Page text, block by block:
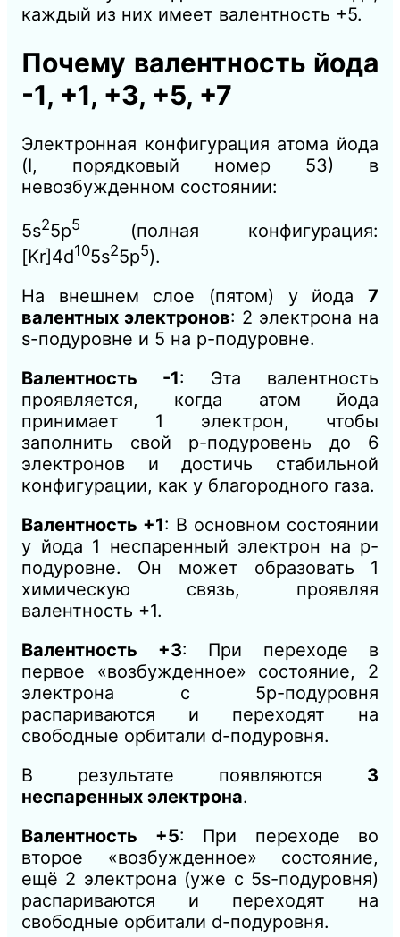
каждый из них имеет валентность +5.
Почему валентность йода
-1, +1, +3, +5, +7
Электронная конфигурация атома йода
(I, порядковый номер 53) в
невозбужденном состоянии:
5s25p5
(полная конфигурация:
[Kr]4d105s25p5).
На внешнем слое (пятом) у йода 7
валентных электронов: 2 электрона на
s-подуровне и 5 на p-подуровне.
Валентность -1: Эта валентность
проявляется, когда атом йода
принимает 1 электрон, чтобы
заполнить свой p-подуровень до 6
электронов и достичь стабильной
конфигурации, как у благородного газа.
Валентность +1: В основном состоянии
у йода 1 неспаренный электрон на p-
подуровне. Он может образовать 1
химическую связь, проявляя
валентность +1.
Валентность +3: При переходе в
первое «возбужденное» состояние, 2
электрона с 5p-подуровня
распариваются и переходят на
свободные орбитали d-подуровня.
В результате появляются 3
неспаренных электрона.
Валентность +5: При переходе во
второе «возбужденное» состояние,
ещё 2 электрона (уже с 5s-подуровня)
распариваются и переходят на
свободные орбитали d-подуровня.